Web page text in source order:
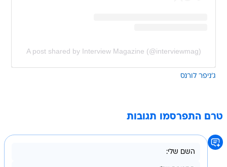
A post shared by Interview Magazine (@interviewmag)
ג'ניפר לורנס
טרם התפרסמו תגובות